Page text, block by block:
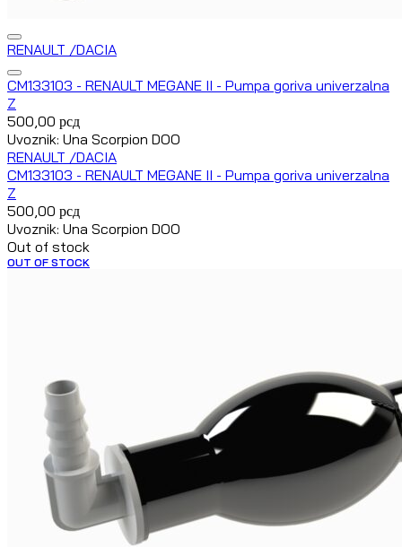
RENAULT /DACIA
CM133103 - RENAULT MEGANE II - Pumpa goriva univerzalna
Z
500,00 рсд
Uvoznik: Una Scorpion DOO
RENAULT /DACIA
CM133103 - RENAULT MEGANE II - Pumpa goriva univerzalna
Z
500,00 рсд
Uvoznik: Una Scorpion DOO
Out of stock
OUT OF STOCK